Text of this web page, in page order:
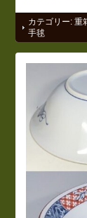
カテゴリー:重
手毬